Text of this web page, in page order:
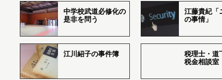
中学校武道必修化の
是非を問う
江藤貴紀「
の事情」
江川紹子の事件簿
税理士・道
税金相談室